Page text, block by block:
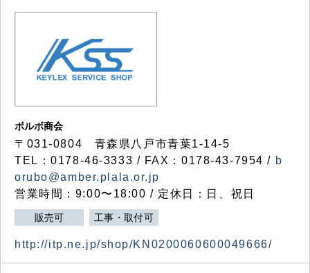
ボルボ商会
〒031-0804 青森県八戸市青葉1-14-5
TEL：0178-46-3333 / FAX：0178-43-7954 / b
orubo@amber.plala.or.jp
営業時間：9:00〜18:00 / 定休日：日、祝日
販売可 工事・取付可
http://itp.ne.jp/shop/KN0200060600049666/